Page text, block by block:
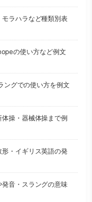
モラハラなど種類別表
の使い方など例文
ングでの使い方を例文
操・器械体操まで例
・イギリス英語の発
音・スラングの意味